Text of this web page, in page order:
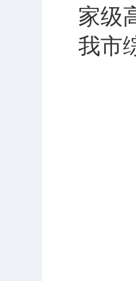
家级
我市